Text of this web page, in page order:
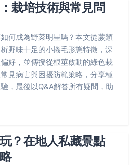
栽培技術與常見問
何成為野菜明星嗎？本文從蕨類
野味十足的小捲毛形態特徵，深
好，並傳授從根莖啟動的綠色栽
見病害與困擾防範策略，分享種
，最後以Q&A解答所有疑問，助
？在地人私藏景點